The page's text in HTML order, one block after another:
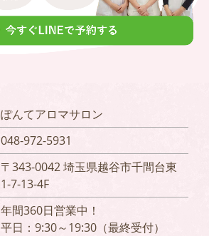
ぽんてアロマサロン
048-972-5931
〒343-0042 埼玉県越谷市千間台東
1-7-13-4F
年間360日営業中！
平日：9:30～19:30（最終受付）